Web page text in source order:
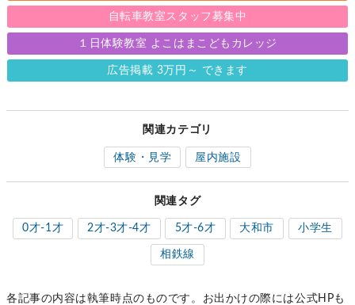
自転車教室スタッフ募集中
１日体験教室 よこはまこどもカレッジ
広告掲載 3万円～ できます
関連カテゴリ
体験・見学 屋内施設
関連タグ
0才-1才 2才-3才-4才 5才-6才 大和市 小学生
相鉄線
各記事の内容は執筆時点のものです。お出かけの際には公式HPも